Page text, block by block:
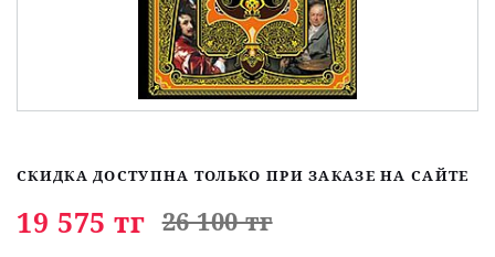
СКИДКА ДОСТУПНА ТОЛЬКО ПРИ ЗАКАЗЕ НА САЙТЕ
19 575 тг 26 100 тг